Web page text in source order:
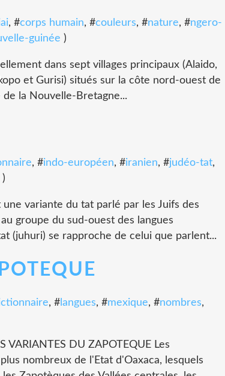
, #corps humain, #couleurs, #nature, #ngero-
guinée )
dans sept villages principaux (Alaido,
et Gurisi) situés sur la côte nord-ouest de
la Nouvelle-Bretagne...
, #indo-européen, #iranien, #judéo-tat,
)
variante du tat parlé par les Juifs des
groupe du sud-ouest des langues
(juhuri) se rapproche de celui que parlent...
, # langues, #mexique, #nombres,
VARIANTES DU ZAPOTEQUE Les
nombreux de l'Etat d'Oaxaca, lesquels